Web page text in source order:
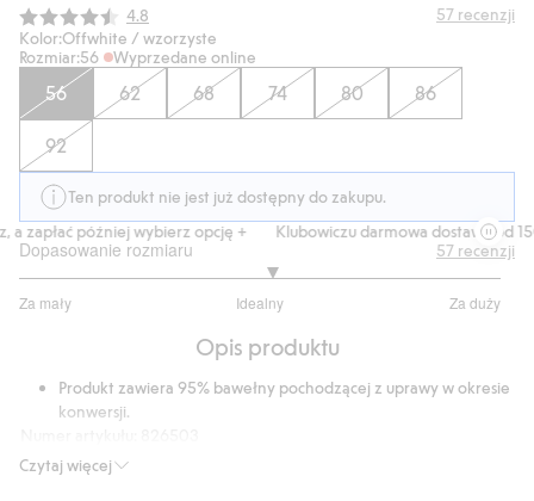
Średnia ocena:
4.8 57 recenzji
Kolor:Offwhite / wzorzyste
Rozmiar:56 Wyprzedane online
56 62 68 74 80 86
92
Ten produkt nie jest już dostępny do zakupu.
zapłać później wybierz opcję +
Klubowiczu darmowa dostawa od 150
Dopasowanie rozmiaru
Za mały Idealny Za duży
na
głosów
57 recenzji
Opis produktu
Czytaj więcej
Produkt zawiera 95% bawełny pochodzącej z uprawy w okresie
konwersji.
Organic cotton In-conversion- GOTS